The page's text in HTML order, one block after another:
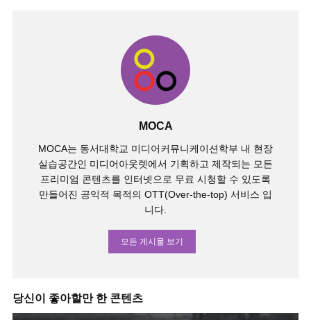
MOCA
MOCA는 동서대학교 미디어커뮤니케이션학부 내 현장
실습공간인 미디어아웃렛에서 기획하고 제작되는 모든
프리미엄 콘텐츠를 인터넷으로 무료 시청할 수 있도록
만들어진 공익적 목적의 OTT(Over-the-top) 서비스 입
니다.
모든 게시물 보기
당신이 좋아할만 한 콘텐츠